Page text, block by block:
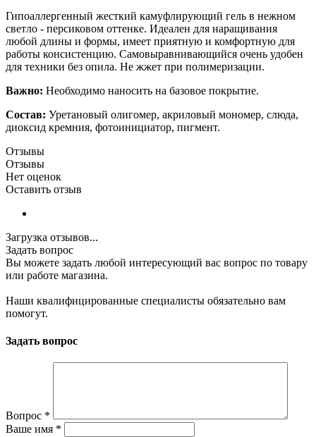
Гипоаллергенный жесткий камуфлирующий гель в нежном
светло - персиковом оттенке. Идеален для наращивания
любой длины и формы, имеет приятную и комфортную для
работы консистенцию. Самовыравнивающийся очень удобен
для техники без опила. Не жжет при полимеризации.
Важно: Необходимо наносить на базовое покрытие.
Состав: Уретановый олигомер, акриловый мономер, слюда,
диоксид кремния, фотоинициатор, пигмент.
Отзывы
Отзывы
Нет оценок
Оставить отзыв
Загрузка отзывов...
Задать вопрос
Вы можете задать любой интересующий вас вопрос по товару
или работе магазина.
Наши квалифицированные специалисты обязательно вам
помогут.
Задать вопрос
Вопрос *
Ваше имя *